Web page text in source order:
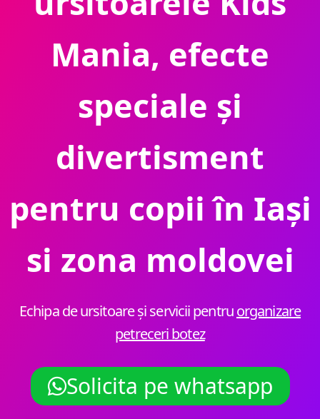
Mania, efecte
speciale și
divertisment
pentru copii în Iași
si zona moldovei
Echipa de ursitoare și servicii pentruorganizare
petreceri botez
Solicita pe whatsapp